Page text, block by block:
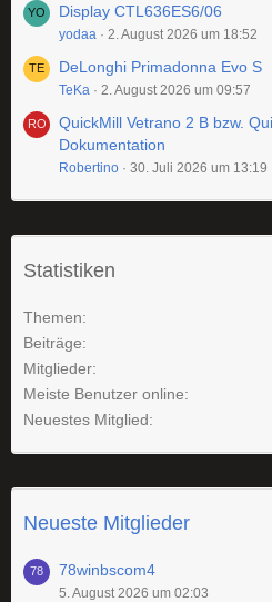
Display CTL636ES6/06
yodaa 2. August 2026 um 18:52
DeLonghi Primadonna Evo S
TeKa 2. August 2026 um 09:57
QuickMill Vetrano 2 B bzw.
Dokumentation
Robertino 30. Juli 2026 um 13:19
Statistiken
Themen
Beiträge
Mitglieder
Meiste Benutzer online
Neuestes Mitglied
Neueste Mitglieder
78winbscom4
5. August 2026 um 02:03